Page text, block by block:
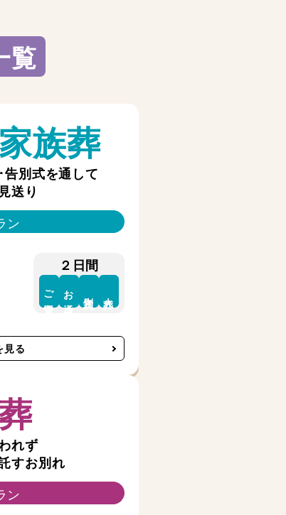
覧
族葬
別式を通して
送り
ン
２日間
ご安置 お通夜
見る
れず
すお別れ
ン